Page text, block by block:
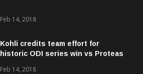
Feb 14, 2018
Kohli credits team effort for
historic ODI series win vs Proteas
Feb 14, 2018